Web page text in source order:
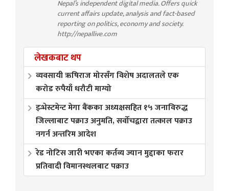
Nepal’s independent digital media. Offers quick
current affairs update, analysis and fact-based
reporting on politics, economy and society.
http://nepallive.com
लेखकबाट थप
व्यवसायी ऋषिराज मोरसँग विशेष अदालतले एक
करोड रुपैयाँ धरौटी माग्यो
इन्भेस्टमेन्ट मेगा बैंकका अध्यक्षसहित १५ जनाविरुद्ध
जिल्लाबाट पक्राउ अनुमति, सर्वोचद्वारा तत्काल पक्राउ
नगर्न अन्तरिम आदेश
रेड नोटिस जारी भएका कर्तव्य ज्यान मुद्दाका फरार
प्रतिवादी विमानस्थलबाट पक्राउ